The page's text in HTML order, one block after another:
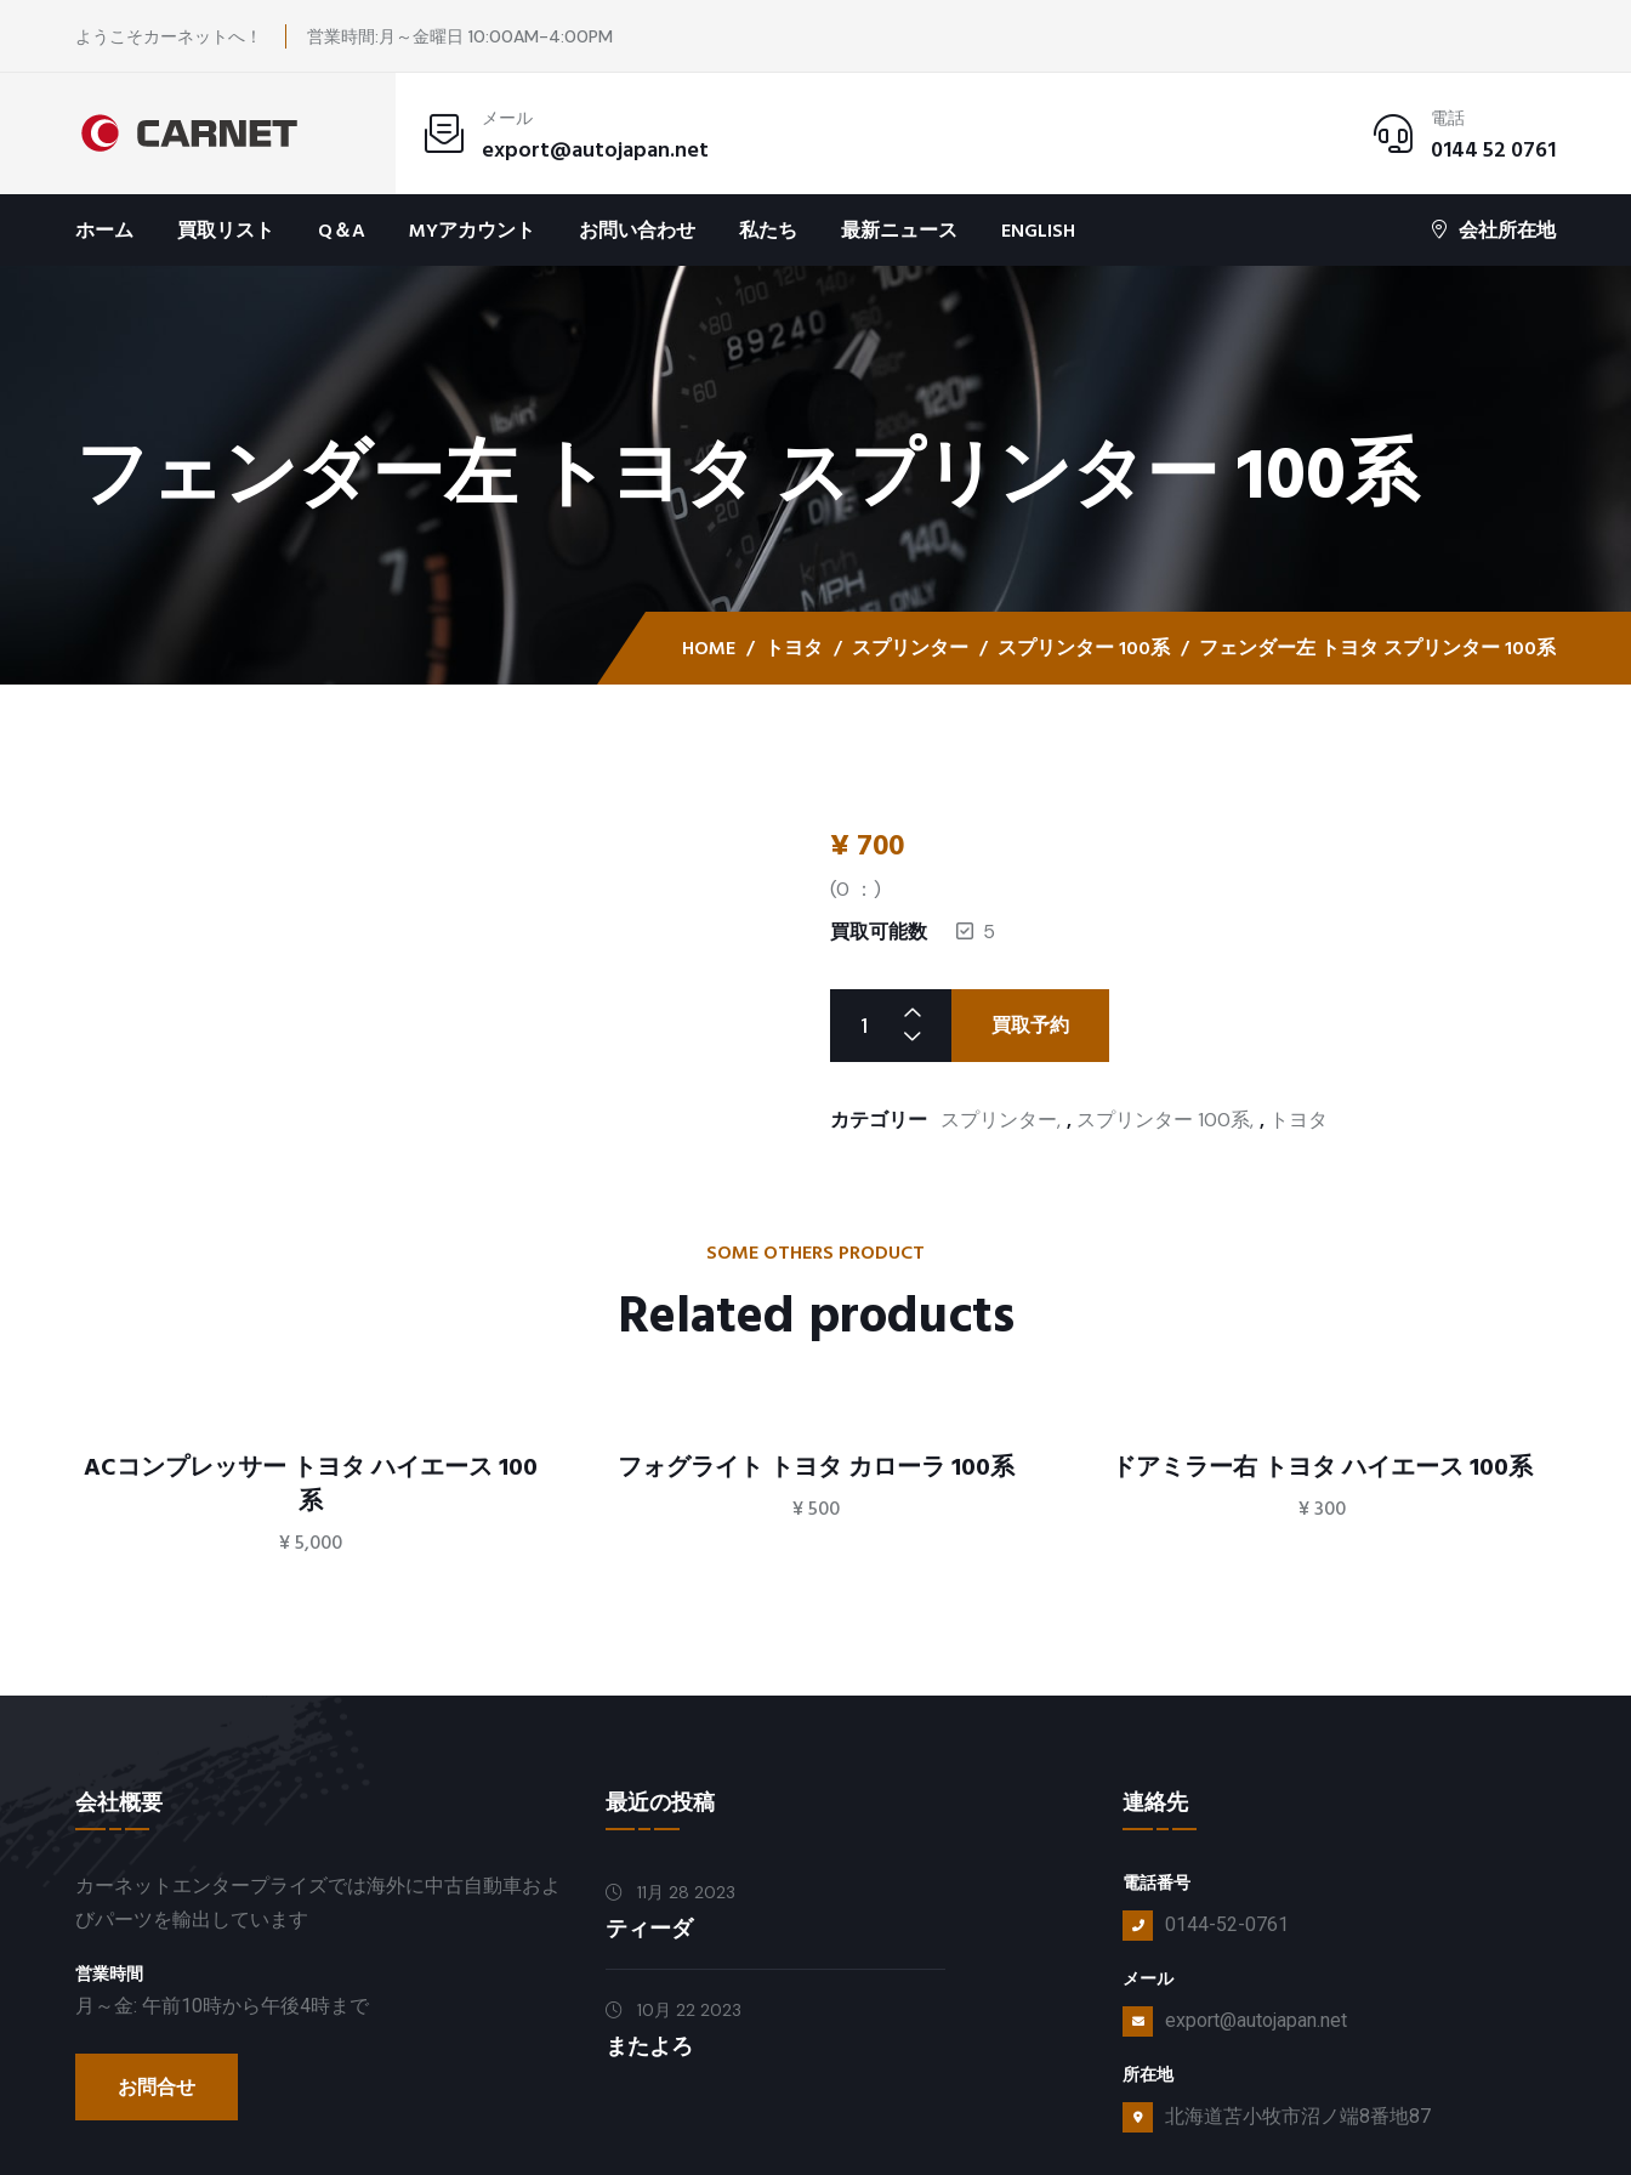
ようこそカーネットへ！ 営業時間:月～金曜日 10:00AM-4:00PM
メール
export@autojapan.net
電話
0144 52 0761
ホーム 買取リスト Q＆A MYアカウント お問い合わせ 私たち 最新ニュース ENGLISH 会社所在地
フェンダー左 トヨタ スプリンター 100系
HOME トヨタ スプリンター スプリンター 100系 フェンダー左 トヨタ スプリンター 100系
¥ 700
(0 ：)
買取可能数
5
買取予約
カテゴリー スプリンター , スプリンター 100系 , トヨタ
SOME OTHERS PRODUCT
Related products
ACコンプレッサー トヨタ ハイエース 100
系
¥5,000
フォグライト トヨタ カローラ 100系
¥500
ドアミラー右 トヨタ ハイエース 100系
¥300
会社概要
カーネットエンタープライズでは海外に中古自動車およ
びパーツを輸出しています
営業時間
月～金: 午前10時から午後4時まで
お問合せ
最近の投稿
11月 28 2023
ティーダ
10月 22 2023
またよろ
連絡先
電話番号
0144-52-0761
メール
export@autojapan.net
所在地
北海道苫小牧市沼ノ端8番地87